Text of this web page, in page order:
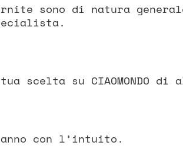
sono di natura
scelta su CIAOMONDO di
con l’intuito.